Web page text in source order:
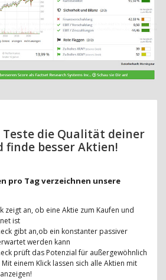
Teste die Qualität deiner
finde besser Aktien!
pro Tag verzeichnen unsere
zeigt an, ob eine Aktie zum Kaufen und
ist
gibt an,ob ein konstanter passiver
werden kann
prüft das Potenzial für außergewöhnlich
einem Klick lassen sich alle Aktien mit